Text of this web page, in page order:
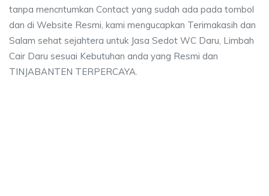
tanpa mencntumkan Contact yang sudah ada pada tombol
dan di Website Resmi, kami mengucapkan Terimakasih dan
Salam sehat sejahtera untuk Jasa Sedot WC Daru, Limbah
Cair Daru sesuai Kebutuhan anda yang Resmi dan
TINJABANTEN TERPERCAYA.